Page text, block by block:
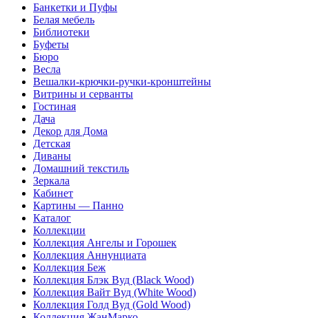
Банкетки и Пуфы
Белая мебель
Библиотеки
Буфеты
Бюро
Весла
Вешалки-крючки-ручки-кронштейны
Витрины и серванты
Гостиная
Дача
Декор для Дома
Детская
Диваны
Домашний текстиль
Зеркала
Кабинет
Картины — Панно
Каталог
Коллекции
Коллекция Ангелы и Горошек
Коллекция Аннунциата
Коллекция Беж
Коллекция Блэк Вуд (Black Wood)
Коллекция Вайт Вуд (White Wood)
Коллекция Голд Вуд (Gold Wood)